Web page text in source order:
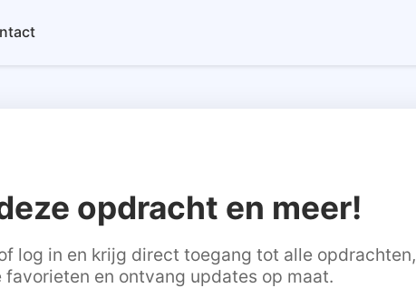
opdracht en meer!
log in en krijg direct toegang tot alle opdrachten,
favorieten en ontvang updates op maat.